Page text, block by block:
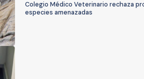
Colegio Médico Veterinario rechaza
especies amenazadas